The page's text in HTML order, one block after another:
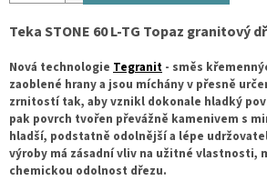
Teka STONE 60 L-TG Topaz granitový
Nová technologie Tegranit - směs
zaoblené hrany a jsou míchány v přesně
zrnitostí tak, aby vznikl dokonale hladký
pak povrch tvořen převážně kamenivem s
hladší, podstatně odolnější a lépe
výroby má zásadní vliv na užitné vlastnosti,
chemickou odolnost dřezu.